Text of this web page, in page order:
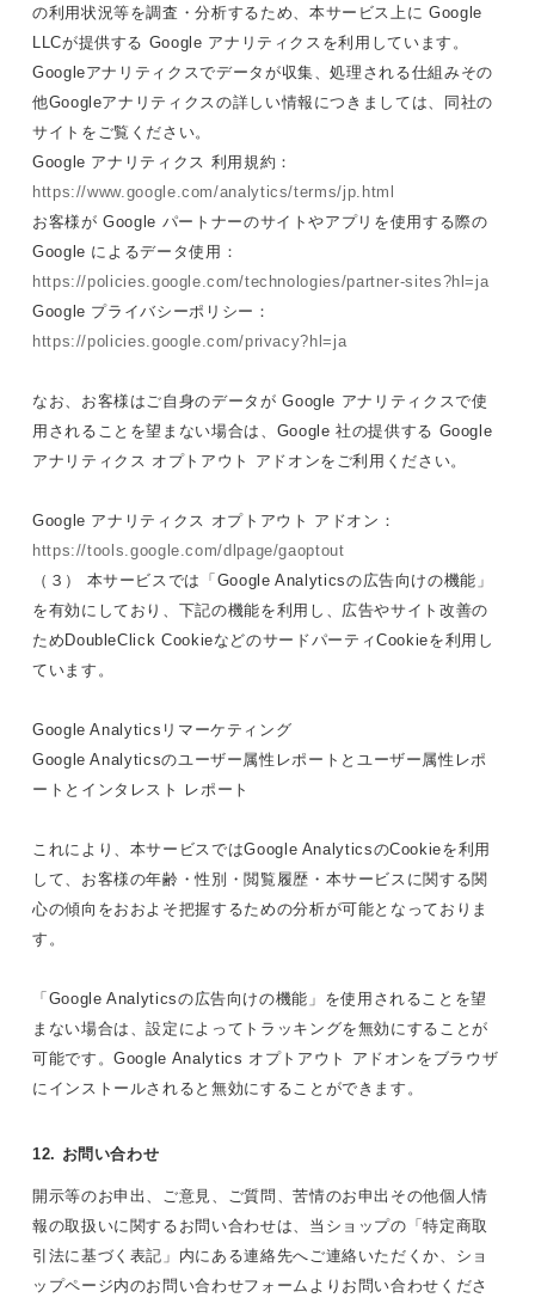
の利用状況等を調査・分析するため、本サービス上に Google
LLCが提供する Google アナリティクスを利用しています。
Googleアナリティクスでデータが収集、処理される仕組みその
他Googleアナリティクスの詳しい情報につきましては、同社の
サイトをご覧ください。
Google アナリティクス 利用規約：
https://www.google.com/analytics/terms/jp.html
お客様が Google パートナーのサイトやアプリを使用する際の
Google によるデータ使用：
https://policies.google.com/technologies/partner-sites?hl=ja
Google プライバシーポリシー：
https://policies.google.com/privacy?hl=ja
なお、お客様はご自身のデータが Google アナリティクスで使
用されることを望まない場合は、Google 社の提供する Google
アナリティクス オプトアウト アドオンをご利用ください。
Google アナリティクス オプトアウト アドオン：
https://tools.google.com/dlpage/gaoptout
（３） 本サービスでは「Google Analyticsの広告向けの機能」
を有効にしており、下記の機能を利用し、広告やサイト改善の
ためDoubleClick CookieなどのサードパーティCookieを利用し
ています。
Google Analyticsリマーケティング
Google Analyticsのユーザー属性レポートとユーザー属性レポ
ートとインタレスト レポート
これにより、本サービスではGoogle AnalyticsのCookieを利用
して、お客様の年齢・性別・閲覧履歴・本サービスに関する関
心の傾向をおおよそ把握するための分析が可能となっておりま
す。
「Google Analyticsの広告向けの機能」を使用されることを望
まない場合は、設定によってトラッキングを無効にすることが
可能です。Google Analytics オプトアウト アドオンをブラウザ
にインストールされると無効にすることができます。
12. お問い合わせ
開示等のお申出、ご意見、ご質問、苦情のお申出その他個人情
報の取扱いに関するお問い合わせは、当ショップの「特定商取
引法に基づく表記」内にある連絡先へご連絡いただくか、ショ
ップページ内のお問い合わせフォームよりお問い合わせくださ